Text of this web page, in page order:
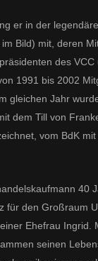
er in der
im Bild) mit, deren
des
1991 bis 2002
gleichen Jahr
dem Till von
vom BdK
40
für den Großraum
Ehefrau
seinen